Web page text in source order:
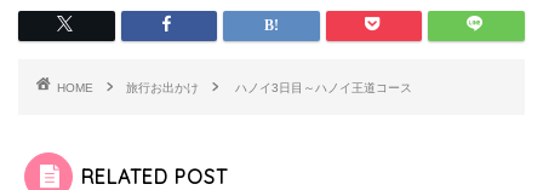
HOME 旅行お出かけ ハノイ3日目～ハノイ王道コース
RELATED POST